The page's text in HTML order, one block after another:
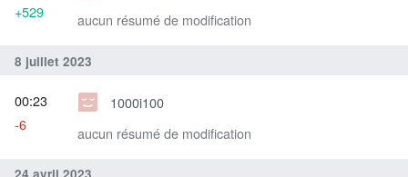
aucun résumé de modification
+529
8 juillet 2023
1000i100
aucun résumé de modification
00:23
-6